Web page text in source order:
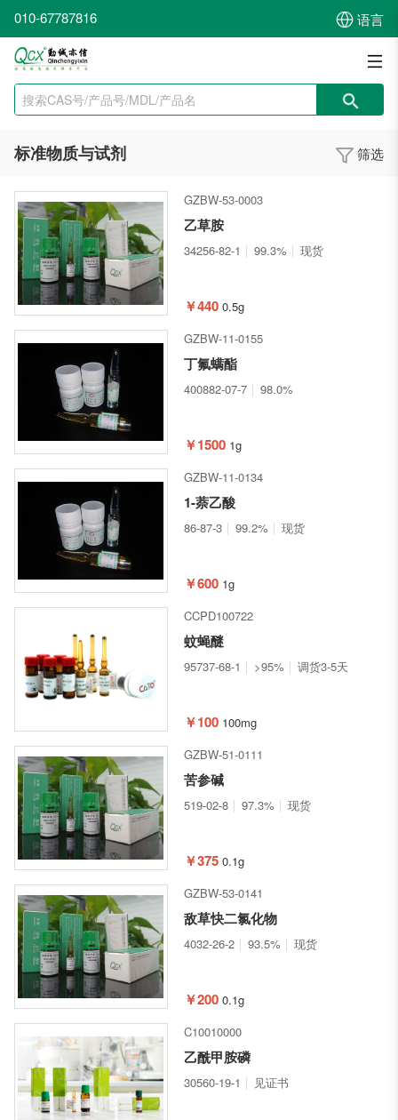
010-67787816 语言
标准物质与试剂 筛选
GZBW-53-0003
乙草胺
34256-82-1 99.3% 现货
￥440 0.5g
GZBW-11-0155
丁氟螨酯
400882-07-7 98.0%
￥1500 1g
GZBW-11-0134
1-萘乙酸
86-87-3 99.2% 现货
￥600 1g
CCPD100722
蚊蝇醚
95737-68-1 >95% 调货3-5天
￥100 100mg
GZBW-51-0111
苦参碱
519-02-8 97.3% 现货
￥375 0.1g
GZBW-53-0141
敌草快二氯化物
4032-26-2 93.5% 现货
￥200 0.1g
C10010000
乙酰甲胺磷
30560-19-1 见证书